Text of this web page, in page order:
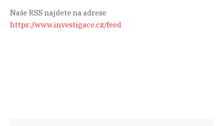
Naše RSS najdete na adrese
https://www.investigace.cz/feed